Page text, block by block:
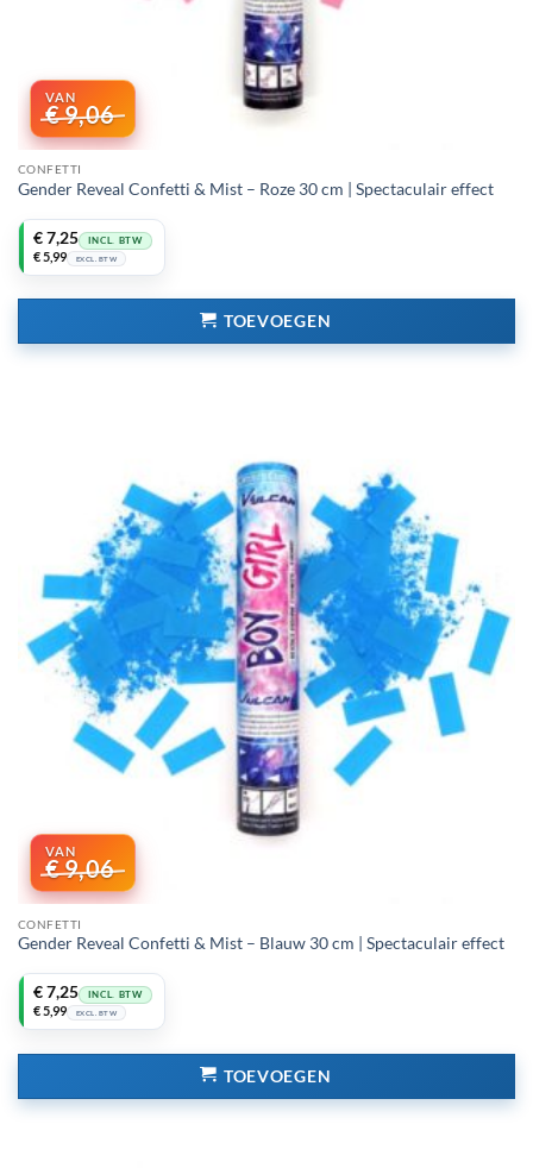
€9,06
CONFETTI
Gender Reveal Confetti & Mist – Roze 30 cm | Spectaculair effect
Oorspronkelijke
prijs
was:
€7,25
Huidige
prijs
is:
INCL. BTW
€5,99 EXCL. BTW
TOEVOEGEN
€9,06
CONFETTI
Gender Reveal Confetti & Mist – Blauw 30 cm | Spectaculair effect
Oorspronkelijke
prijs
was:
€7,25
Huidige
prijs
is:
INCL. BTW
€5,99 EXCL. BTW
TOEVOEGEN